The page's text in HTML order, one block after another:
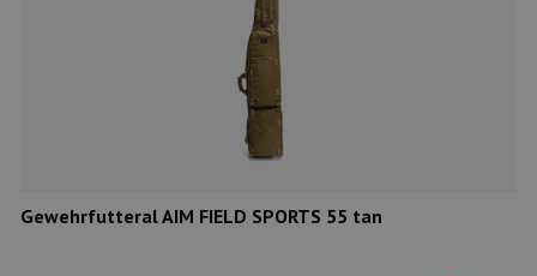
Gewehrfutteral AIM FIELD SPORTS 55 tan